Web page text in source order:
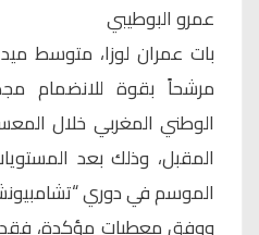
عمرو البوطيبي
بات عمران لوزا، متوسط
مرشحاً بقوة للانضمام
الوطني المغربي خلال
المقبل، وذلك بعد
الموسم في دوري
ووفق معطيات مؤكدة، فقد